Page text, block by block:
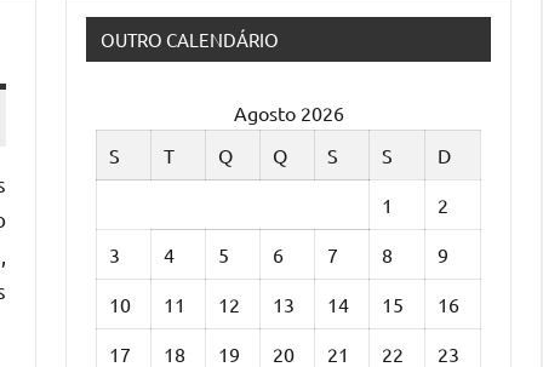
OUTRO CALENDÁRIO
Agosto 2026
S
T Q Q S S D
1 2
3 4 5 6 7 8 9
10 11 12 13 14 15 16
17 18 19 20 21 22 23